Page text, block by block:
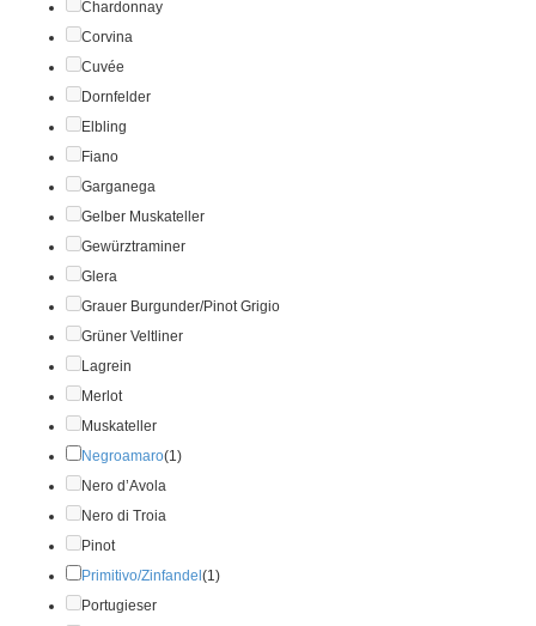
Chardonnay
Corvina
Cuvée
Dornfelder
Elbling
Fiano
Garganega
Gelber Muskateller
Gewürztraminer
Glera
Grauer Burgunder/Pinot Grigio
Grüner Veltliner
Lagrein
Merlot
Muskateller
Negroamaro(1)
Nero d’Avola
Nero di Troia
Pinot
Primitivo/Zinfandel (1)
Portugieser